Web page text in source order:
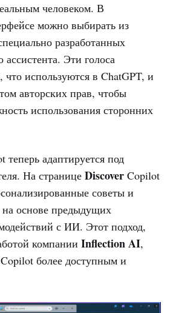
человеком. В
можно выбирать из
разработанных
Эти голоса
что используются в ChatGPT, и
авторских прав, чтобы
использования сторонних
адаптируется под
На странице Discover Copilot
советы и
основе предыдущих
с ИИ. Этот подход,
компании Inflection AI,
более доступным и